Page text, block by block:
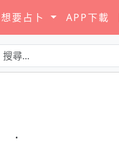
想要占卜 APP下載
·